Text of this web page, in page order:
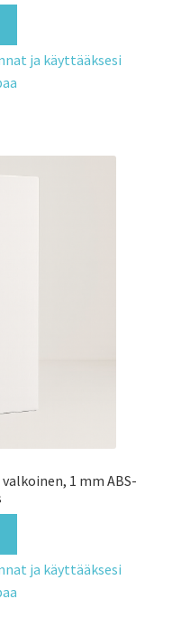
ja käyttääksesi
1 mm ABS-
ja käyttääksesi